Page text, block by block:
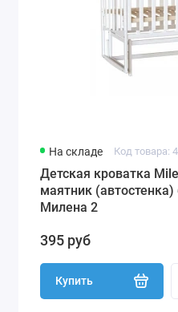
На складе Код товара:
Детская кроватка
маятник
Милена 2
395 руб
Купить